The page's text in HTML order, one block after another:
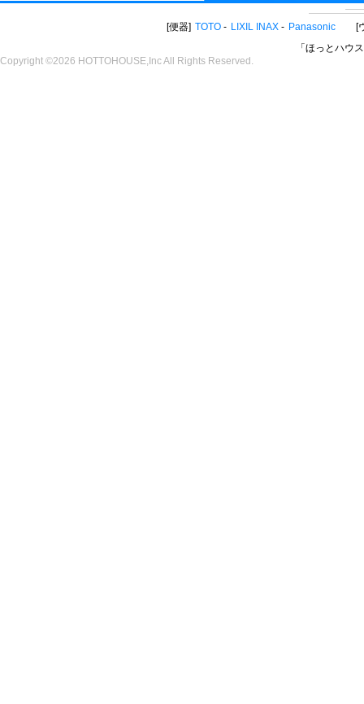
便器 TOTO LIXIL INAX Panasonic
「ほっとハウ
Copyright ©2026 HOTTOHOUSE,Inc All Rights Reserved.